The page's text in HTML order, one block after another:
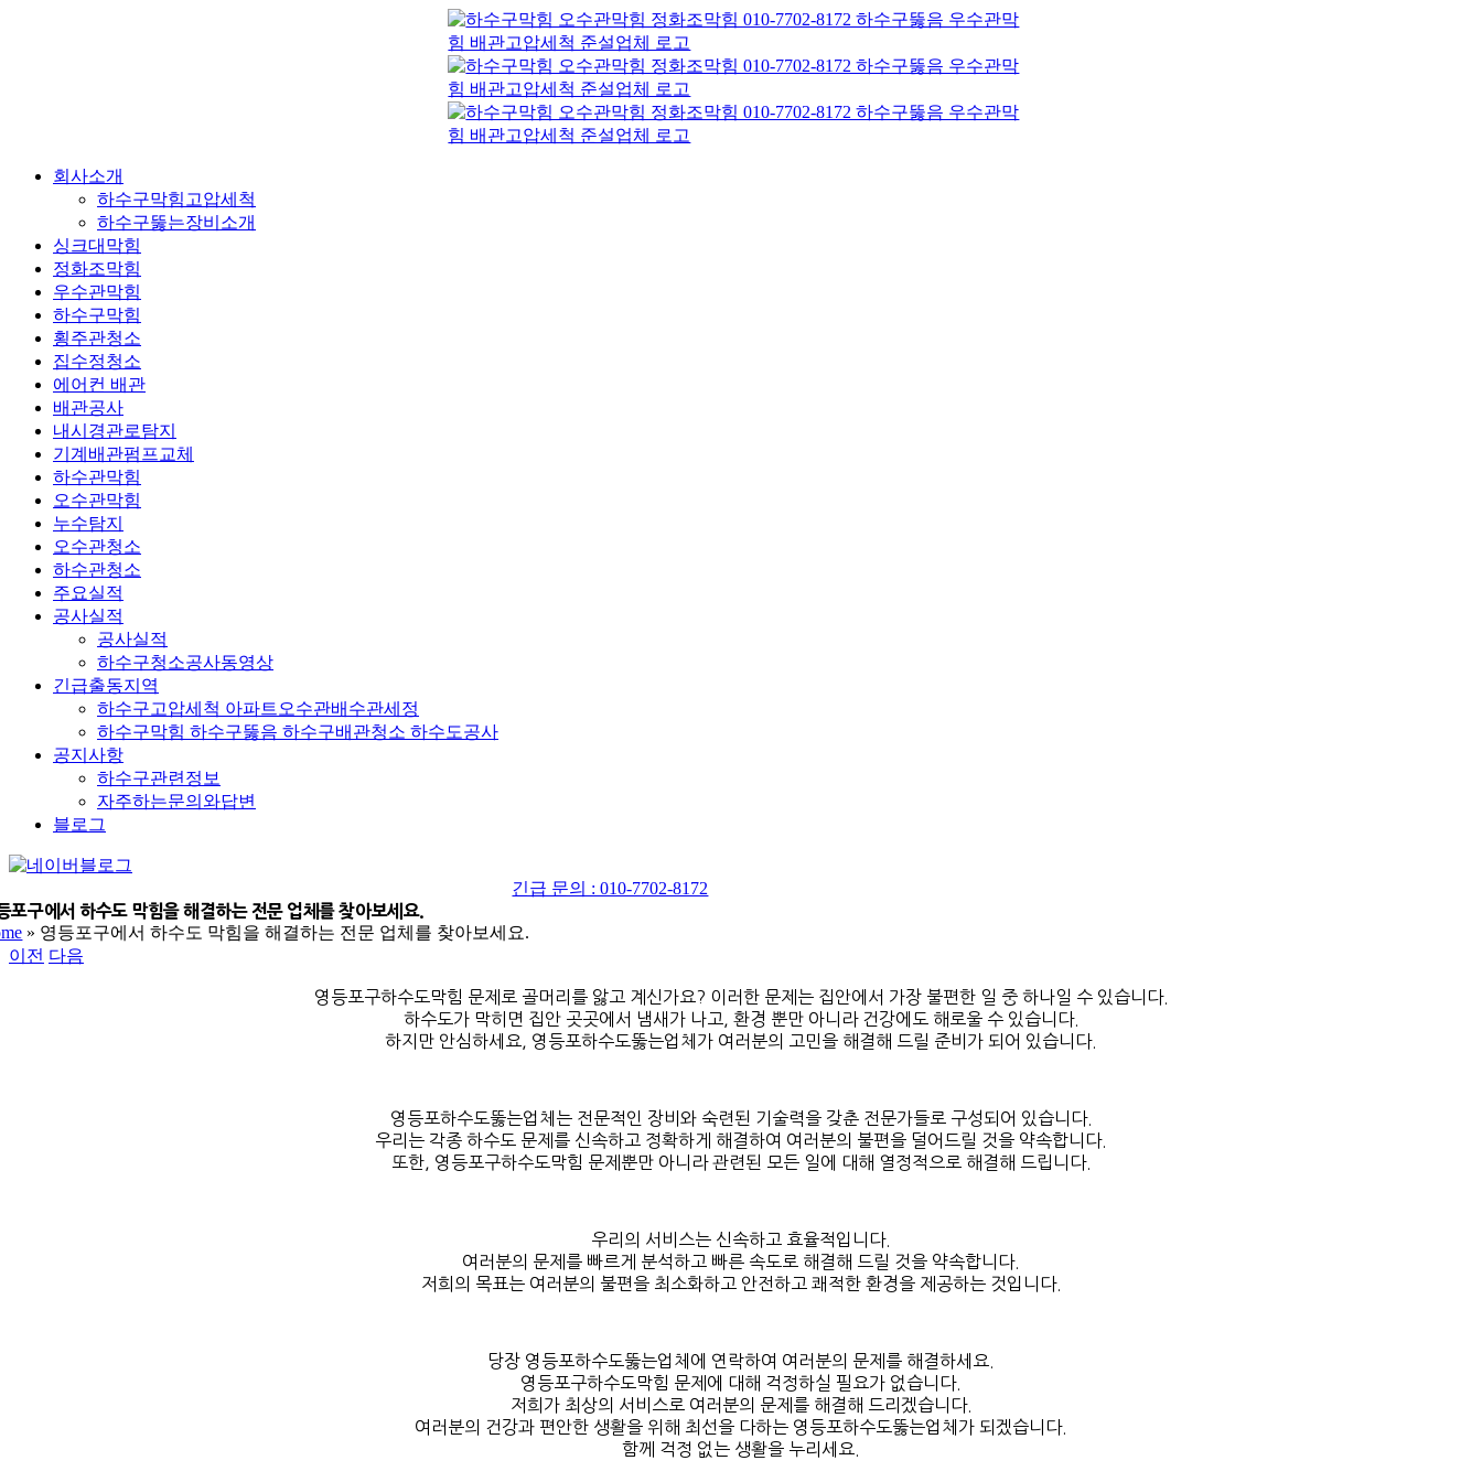
회사소개
하수구막힘고압세척
하수구뚫는장비소개
싱크대막힘
정화조막힘
우수관막힘
하수구막힘
횡주관청소
집수정청소
에어컨 배관
배관공사
내시경관로탐지
기계배관펌프교체
하수관막힘
오수관막힘
누수탐지
오수관청소
하수관청소
주요실적
공사실적
공사실적
하수구청소공사동영상
긴급출동지역
하수구고압세척 아파트오수관배수관세정
하수구막힘 하수구뚫음 하수구배관청소 하수도공사
공지사항
하수구관련정보
자주하는문의와답변
블로그
네
버
블
로
긴급 문의 : 010-7702-8172
포구에서 하수도 막힘을 해결하는 전문 업체를 찾아보세요.
» 영등포구에서 하수도 막힘을 해결하는 전문 업체를 찾아보세요.
이전 다음
영등포구하수도막힘 문제로 골머리를 앓고 계신가요? 이러한 문제는 집안에서 가장 불편한 일 중 하나일 수 있습니다.
하수도가 막히면 집안 곳곳에서 냄새가 나고, 환경 뿐만 아니라 건강에도 해로울 수 있습니다.
하지만 안심하세요, 영등포하수도뚫는업체가 여러분의 고민을 해결해 드릴 준비가 되어 있습니다.
영등포하수도뚫는업체는 전문적인 장비와 숙련된 기술력을 갖춘 전문가들로 구성되어 있습니다.
우리는 각종 하수도 문제를 신속하고 정확하게 해결하여 여러분의 불편을 덜어드릴 것을 약속합니다.
또한, 영등포구하수도막힘 문제뿐만 아니라 관련된 모든 일에 대해 열정적으로 해결해 드립니다.
우리의 서비스는 신속하고 효율적입니다.
여러분의 문제를 빠르게 분석하고 빠른 속도로 해결해 드릴 것을 약속합니다.
저희의 목표는 여러분의 불편을 최소화하고 안전하고 쾌적한 환경을 제공하는 것입니다.
당장 영등포하수도뚫는업체에 연락하여 여러분의 문제를 해결하세요.
영등포구하수도막힘 문제에 대해 걱정하실 필요가 없습니다.
저희가 최상의 서비스로 여러분의 문제를 해결해 드리겠습니다.
여러분의 건강과 편안한 생활을 위해 최선을 다하는 영등포하수도뚫는업체가 되겠습니다.
함께 걱정 없는 생활을 누리세요.